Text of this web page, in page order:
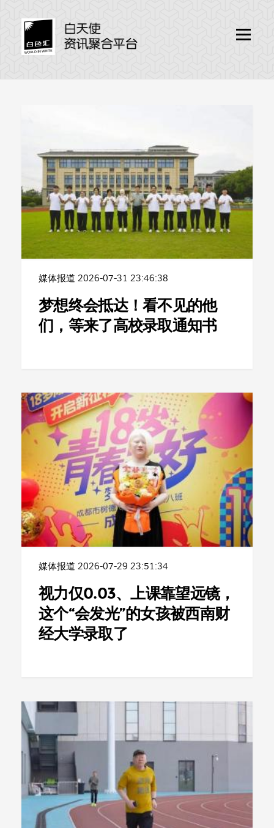
媒体报道 2026-07-31 23:46:38
梦想终会抵达！看不见的他
们，等来了高校录取通知书
媒体报道 2026-07-29 23:51:34
视力仅0.03、上课靠望远镜，
这个“会发光”的女孩被西南财
经大学录取了